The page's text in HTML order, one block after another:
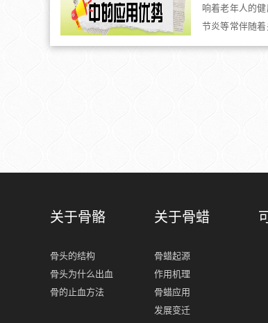
响着老年人的
节炎等常伴随
生活质量。...
关于骨骼
骨头的结构
骨头为什么出血
骨的止血方法
关于骨蜡
骨蜡起源
作用机理
骨蜡应用
发展变迁